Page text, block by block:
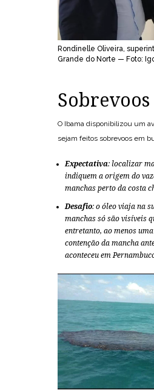
Rondinelle Oliveira,
Grande do Norte — Foto:
Sobrevoos
O Ibama disponibilizou um
sejam feitos sobrevoos em
Expectativa: localizar
indiquem a origem do
manchas perto da costa
Desafio: o óleo viaja na
manchas só são visíveis
entretanto, ao menos
contenção da mancha
aconteceu em